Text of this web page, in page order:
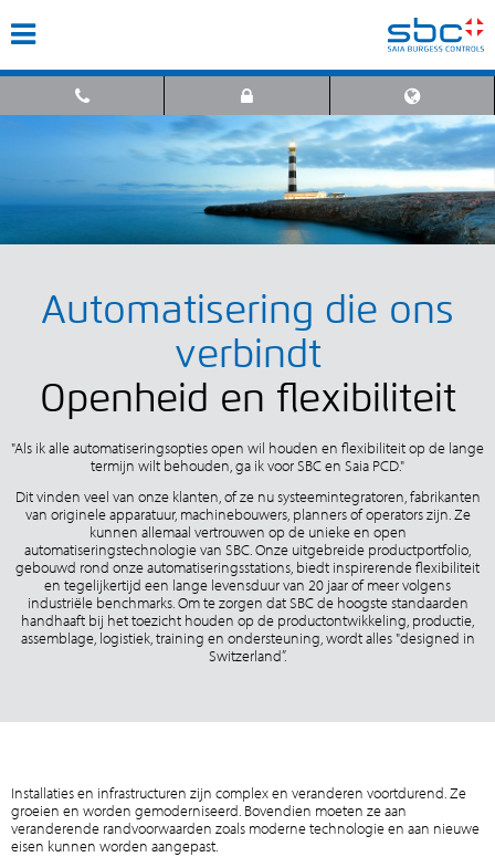
Automatisering die ons
verbindt
Openheid en flexibiliteit
"Als ik alle automatiseringsopties open wil houden en flexibiliteit op de lange
termijn wilt behouden, ga ik voor SBC en Saia PCD."
Dit vinden veel van onze klanten, of ze nu systeemintegratoren, fabrikanten
van originele apparatuur, machinebouwers, planners of operators zijn. Ze
kunnen allemaal vertrouwen op de unieke en open
automatiseringstechnologie van SBC. Onze uitgebreide productportfolio,
gebouwd rond onze automatiseringsstations, biedt inspirerende flexibiliteit
en tegelijkertijd een lange levensduur van 20 jaar of meer volgens
industriële benchmarks. Om te zorgen dat SBC de hoogste standaarden
handhaaft bij het toezicht houden op de productontwikkeling, productie,
assemblage, logistiek, training en ondersteuning, wordt alles "designed in
Switzerland”.
Installaties en infrastructuren zijn complex en veranderen voortdurend. Ze
groeien en worden gemoderniseerd. Bovendien moeten ze aan
veranderende randvoorwaarden zoals moderne technologie en aan nieuwe
eisen kunnen worden aangepast.